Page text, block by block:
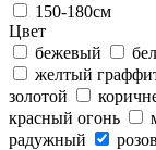
150-180см
Цвет
бежевый
желтый
золотой
красный огонь
радужный